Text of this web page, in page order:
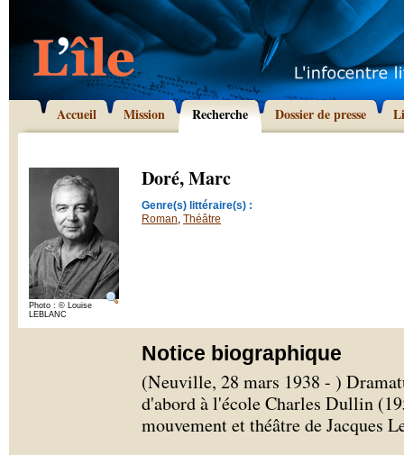
Accueil Mission Recherche Dossier de presse
Photo : © Louise
LEBLANC
Doré, Marc
Genre(s) littéraire(s) :
Roman, Théâtre
Notice biographique
(Neuville, 28 mars 1938 - )
d'abord à l'école Charles Dullin
mouvement et théâtre de Jacques